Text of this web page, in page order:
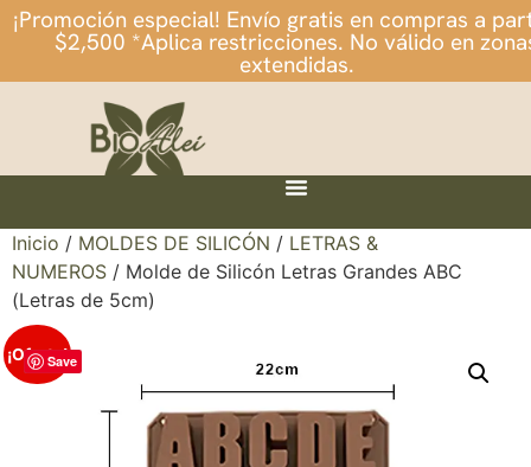
¡Promoción especial! Envío gratis en compras a
$2,500 *Aplica restricciones. No válido en
extendidas.
Inicio / MOLDES DE SILICÓN / LETRAS &
NUMEROS / Molde de Silicón Letras Grandes ABC
(Letras de 5cm)
¡Oferta!
Save